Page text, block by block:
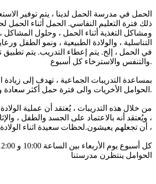
الحمل في مدرسة الحمل لدينا ، يتم توفير
ذلك فترة التعليم النفاسي. الحمل أثناء
ومشاكل التغذية أثناء الحمل ، وحلول المشاكل
التناسلية ، والولادة الطبيعية ، ونمو الطفل
في الحمل ، إلخ. يتم إعطاء التدريب. يتم تطبيق
والتنفس والاسترخاء كل أسبوع.
بمساعدة التدريبات الجماعية ، تهدف إلى زيادة
الحوامل الأخريات والى فترة حمل أكثر سعادة و إيجابية وصحية.
من خلال هذه التدريبات ، يُعتقد أن عملية
، ويُعتقد أنه بالاعتماد على الجسد والطفل ،
، أن تجعلهم يعيشون.لحظات سعيدة اثناء الولادة
الحوامل ينتظرن مدرستنا